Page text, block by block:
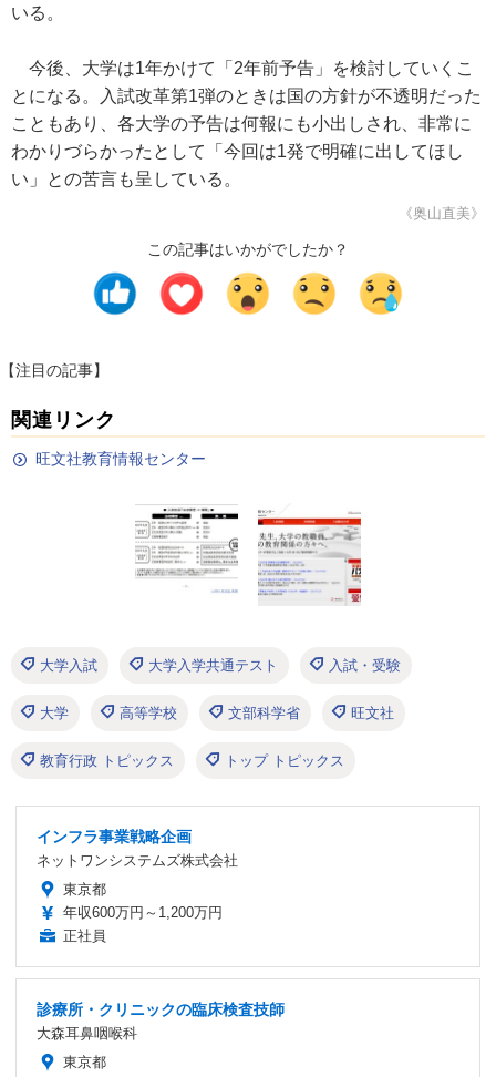
いる。
今後、大学は1年かけて「2年前予告」を検討していくこ
とになる。入試改革第1弾のときは国の方針が不透明だった
こともあり、各大学の予告は何報にも小出しされ、非常に
わかりづらかったとして「今回は1発で明確に出してほし
い」との苦言も呈している。
《奥山直美》
この記事はいかがでしたか？
【注目の記事】
関連リンク
旺文社教育情報センター
大学入試 大学入学共通テスト 入試・受験
大学 高等学校 文部科学省 旺文社
教育行政 トピックス トップ トピックス
インフラ事業戦略企画
ネットワンシステムズ株式会社
東京都
年収600万円～1,200万円
正社員
診療所・クリニックの臨床検査技師
大森耳鼻咽喉科
東京都